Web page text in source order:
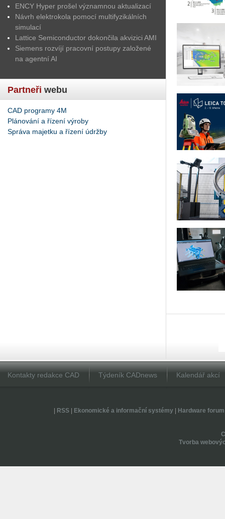
ENCY Hyper prošel významnou aktualizací
Návrh elektrokola pomocí multifyzikálních
simulací
Lattice Semiconductor dokončila akvizici AMI
Siemens rozvíjí pracovní postupy založené
na agentní AI
Partneři webu
CAD programy 4M
Plánování a řízení výroby
Správa majetku a řízení údržby
Kontakty redakce CAD Týdeník CADnews Kalendář akcí
RSS| Ekonomické a informační systémy| Hardware forum
Tvorba